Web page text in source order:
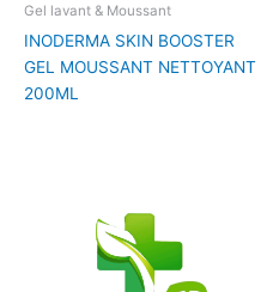
Gel lavant & Moussant
INODERMA SKIN BOOSTER
GEL MOUSSANT NETTOYANT
200ML